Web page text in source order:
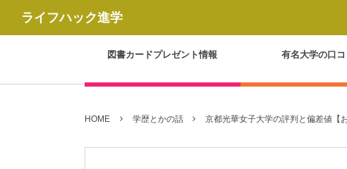
ライフハック進学
図書カードプレゼント情報 有名大学の口コ
HOME 学歴とかの話 京都光華女子大学の評判と偏差値【